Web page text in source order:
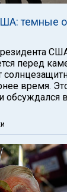
темные
перед
время.